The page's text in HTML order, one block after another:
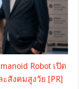
Robot เปิด
สังคมสูงวัย [PR]